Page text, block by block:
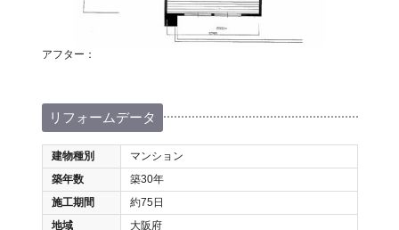
アフター：
リフォームデータ
建物種別
マンション
築年数
築30年
施工期間
約75日
地域
大阪府